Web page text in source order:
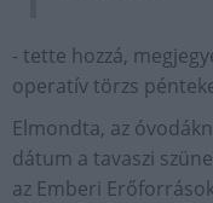
- tette hozzá,
operatív törzs
Elmondta, az
dátum a tavaszi
az Emberi